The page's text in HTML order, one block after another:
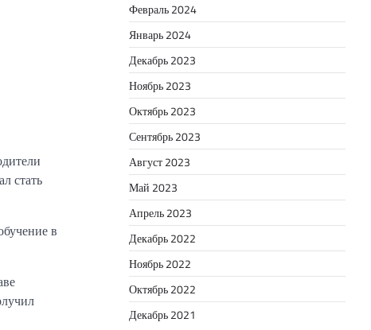
стать
в
Февраль 2024
Январь 2024
Декабрь 2023
Ноябрь 2023
Октябрь 2023
Сентябрь 2023
Август 2023
Май 2023
Апрель 2023
Декабрь 2022
Ноябрь 2022
Октябрь 2022
Декабрь 2021